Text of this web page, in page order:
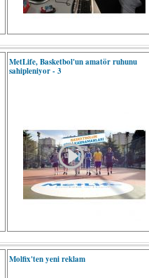
MetLife, Basketbol'un amatör ruhunu
sahipleniyor - 3
Molfix'ten yeni reklam